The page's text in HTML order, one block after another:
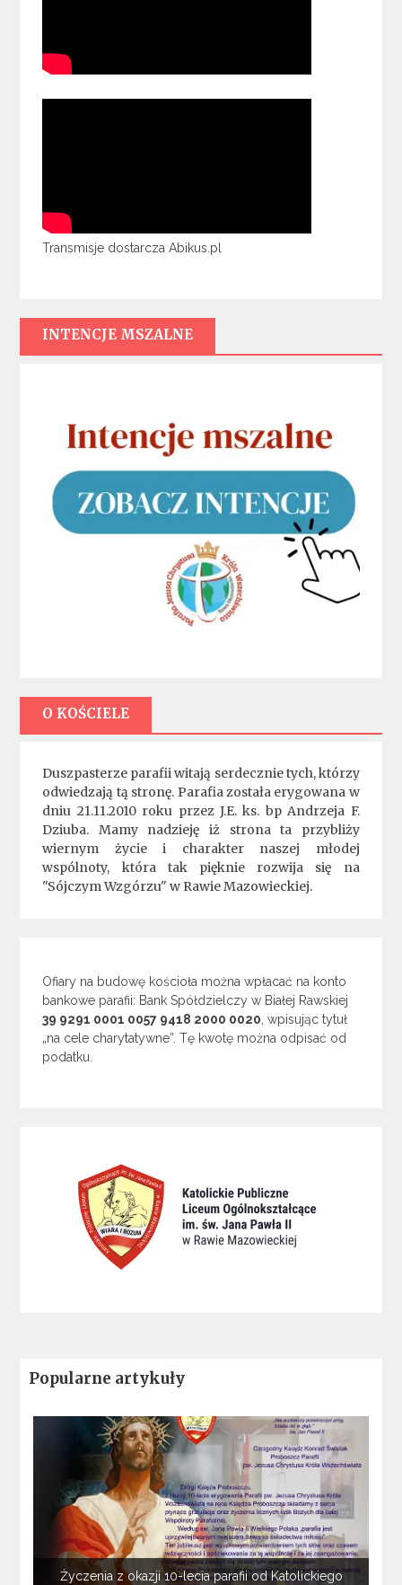
Transmisje dostarcza Abikus.pl
INTENCJE MSZALNE
O KOŚCIELE
Duszpasterze parafii witają serdecznie tych, którzy
odwiedzają tą stronę. Parafia została erygowana w
dniu 21.11.2010 roku przez J.E. ks. bp Andrzeja F.
Dziuba. Mamy nadzieję iż strona ta przybliży
wiernym życie i charakter naszej młodej
wspólnoty, która tak pięknie rozwija się na
"Sójczym Wzgórzu" w Rawie Mazowieckiej.
Ofiary na budowę kościoła można wpłacać na konto
bankowe parafii: Bank Spółdzielczy w Białej Rawskiej
39 9291 0001 0057 9418 2000 0020 , wpisując tytuł
„na cele charytatywne”. Tę kwotę można odpisać od
podatku.
Popularne artykuły
Życzenia z okazji 10-lecia parafii od Katolickiego